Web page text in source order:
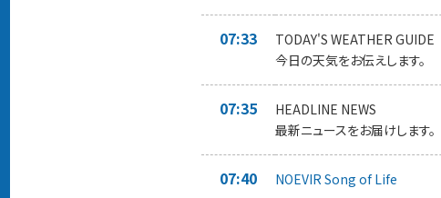
07:33
TODAY'S WEATHER GUIDE
今日の天気をお伝えします。
07:35
HEADLINE NEWS
最新ニュースをお届けします。
07:40 NOEVIR Song of Life